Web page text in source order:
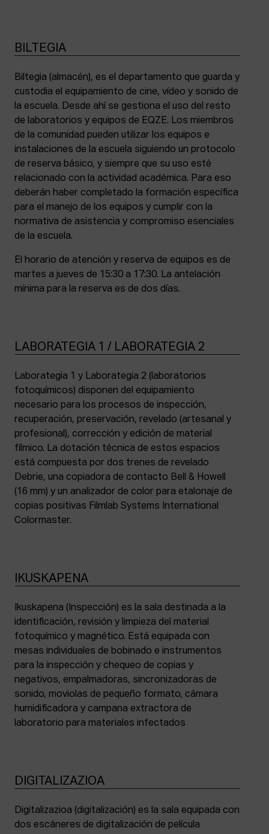
BILTEGIA
Biltegia (almacén), es el departamento que guarda y
custodia el equipamiento de cine, vídeo y sonido de
la escuela. Desde ahí se gestiona el uso del resto
de laboratorios y equipos de EQZE. Los miembros
de la comunidad pueden utilizar los equipos e
instalaciones de la escuela siguiendo un protocolo
de reserva básico, y siempre que su uso esté
relacionado con la actividad académica. Para eso
deberán haber completado la formación específica
para el manejo de los equipos y cumplir con la
normativa de asistencia y compromiso esenciales
de la escuela.
El horario de atención y reserva de equipos es de
martes a jueves de 15:30 a 17:30. La antelación
mínima para la reserva es de dos días.
LABORATEGIA 1 / LABORATEGIA 2
Laborategia 1 y Laborategia 2 (laboratorios
fotoquímicos) disponen del equipamiento
necesario para los procesos de inspección,
recuperación, preservación, revelado (artesanal y
profesional), corrección y edición de material
fílmico. La dotación técnica de estos espacios
está compuesta por dos trenes de revelado
Debrie, una copiadora de contacto Bell & Howell
(16 mm) y un analizador de color para etalonaje de
copias positivas Filmlab Systems International
Colormaster.
IKUSKAPENA
Ikuskapena (Inspección) es la sala destinada a la
identificación, revisión y limpieza del material
fotoquímico y magnético. Está equipada con
mesas individuales de bobinado e instrumentos
para la inspección y chequeo de copias y
negativos, empalmadoras, sincronizadoras de
sonido, moviolas de pequeño formato, cámara
humidificadora y campana extractora de
laboratorio para materiales infectados
DIGITALIZAZIOA
Digitalizazioa (digitalización) es la sala equipada con
dos escáneres de digitalización de película